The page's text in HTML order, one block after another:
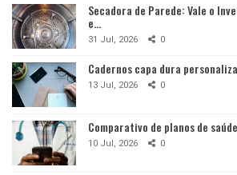
Secadora de Parede: Vale o
e…
31 Jul, 2026 0
Cadernos capa dura
13 Jul, 2026 0
Comparativo de planos de
10 Jul, 2026 0